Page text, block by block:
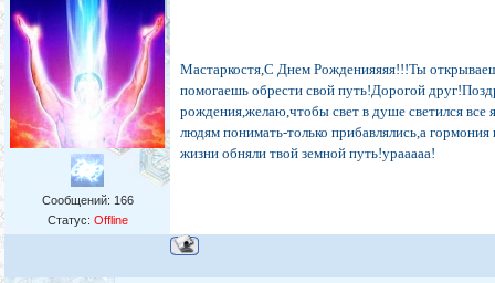
Сообщений: 166
Статус: Offline
Мастаркостя,С Днем Рожденияяяя!!!Ты
помогаешь обрести свой путь!Дорогой
рождения,желаю,чтобы свет в душе светился все
людям понимать-только прибавлялись,а
жизни обняли твой земной путь!урааааа!